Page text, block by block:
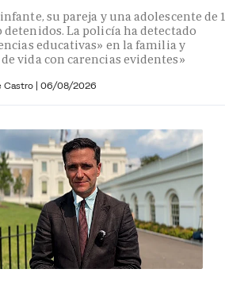
su pareja y una adolescente de
detenidos. La policía ha detectado
educativas» en la familia y
vida con carencias evidentes»
Castro | 06/08/2026